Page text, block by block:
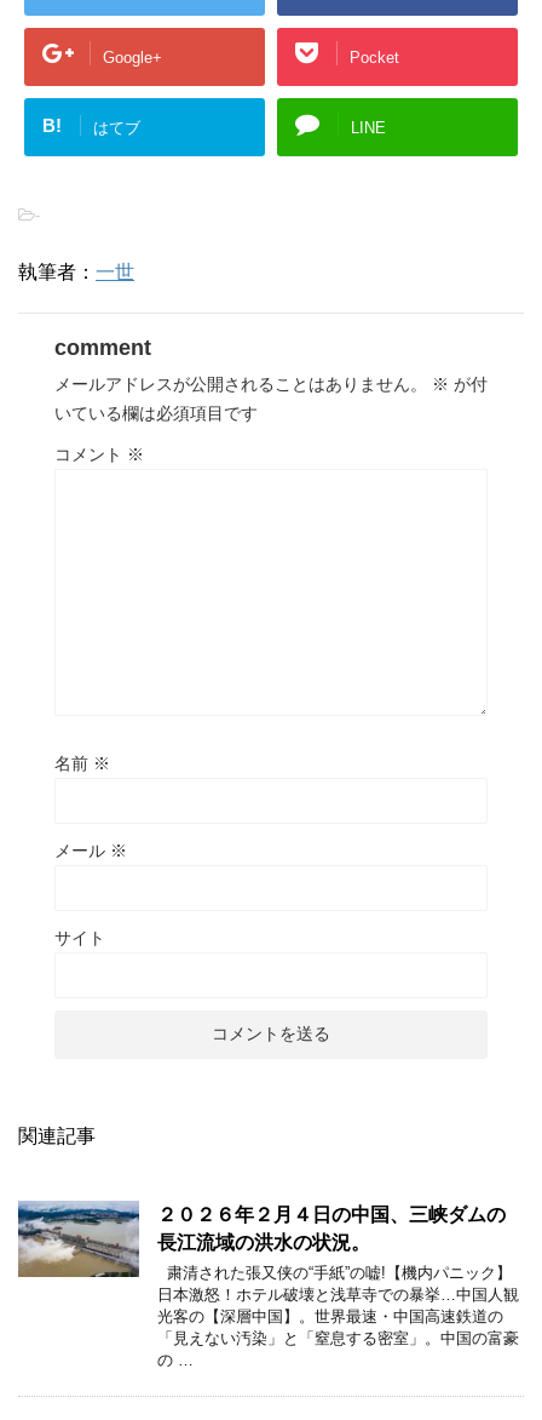
Google+ Pocket
B! はてブ LINE
-
執筆者： 一世
comment
メールアドレスが公開されることはありません。 ※ が付
いている欄は必須項目です
コメント ※
名前 ※
メール ※
サイト
関連記事
２０２６年２月４日の中国、三峡ダムの
長江流域の洪水の状況。
粛清された張又侠の“手紙”の嘘!【機内パニック】
日本激怒！ホテル破壊と浅草寺での暴挙…中国人観
光客の【深層中国】。世界最速・中国高速鉄道の
「見えない汚染」と「窒息する密室」。中国の富豪
の …